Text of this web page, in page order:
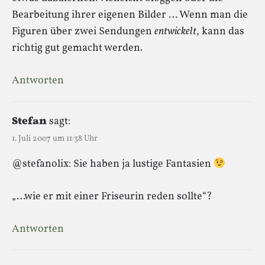
Bearbeitung ihrer eigenen Bilder … Wenn man die
Figuren über zwei Sendungen entwickelt, kann das
richtig gut gemacht werden.
Antworten
Stefansagt:
1. Juli 2007 um 11:38 Uhr
@stefanolix: Sie haben ja lustige Fantasien
„…wie er mit einer Friseurin reden sollte“?
Antworten